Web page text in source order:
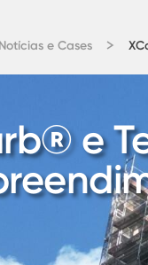
Notícias e Cases
e